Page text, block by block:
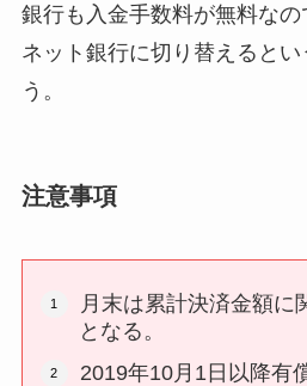
銀行も入金手数料が無料な
ネット銀行に切り替えると
う。
注意事項
月末は累計決済金額に
となる。
2019年10月1日以降有